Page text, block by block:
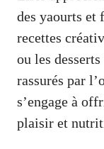
des yaourts et
recettes
ou les
rassurés par
s’engage à
plaisir et